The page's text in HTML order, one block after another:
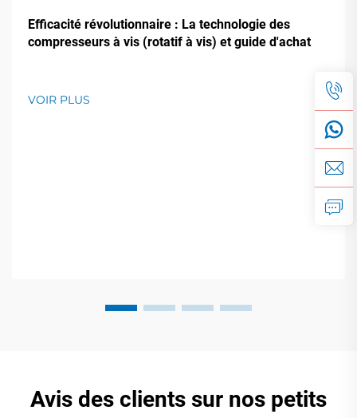
Efficacité révolutionnaire : La technologie des
compresseurs à vis (rotatif à vis) et guide d'achat
VOIR PLUS
Avis des clients sur nos petits